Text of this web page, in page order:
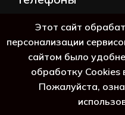
8 (800) 250-69-39
Этот сайт
персонализации
сайтом было
обработку Cookies
Пожалуйста,